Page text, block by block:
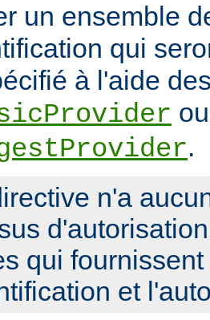
un ensemble
qui
à l'aide
ou
.
n'a
qui
et